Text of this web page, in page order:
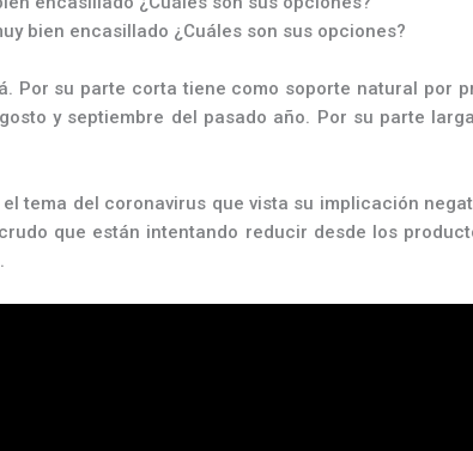
bien encasillado ¿Cuáles son sus opciones?
Por su parte corta tiene como soporte natural por
y septiembre del pasado año. Por su parte
tema del coronavirus que vista su implicación
que están intentando reducir desde los